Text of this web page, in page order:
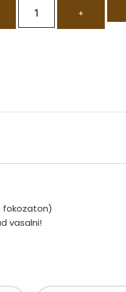
+
fokozaton)
vasalni!